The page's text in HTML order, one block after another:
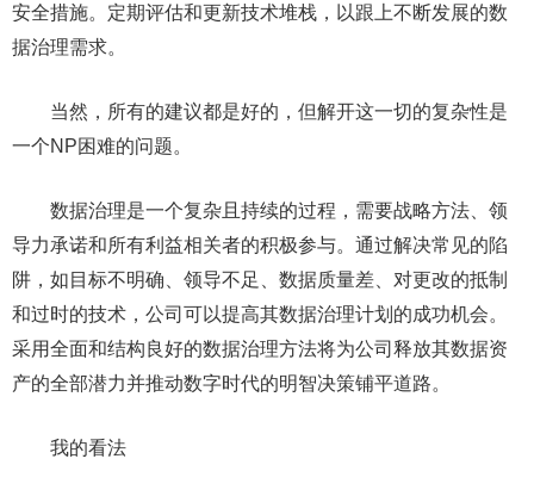
安全措施。定期评估和更新技术堆栈，以跟上不断发展的数
据治理需求。
当然，所有的建议都是好的，但解开这一切的复杂性是
一个NP困难的问题。
数据治理是一个复杂且持续的过程，需要战略方法、领
导力承诺和所有利益相关者的积极参与。通过解决常见的陷
阱，如目标不明确、领导不足、数据质量差、对更改的抵制
和过时的技术，公司可以提高其数据治理计划的成功机会。
采用全面和结构良好的数据治理方法将为公司释放其数据资
产的全部潜力并推动数字时代的明智决策铺平道路。
我的看法